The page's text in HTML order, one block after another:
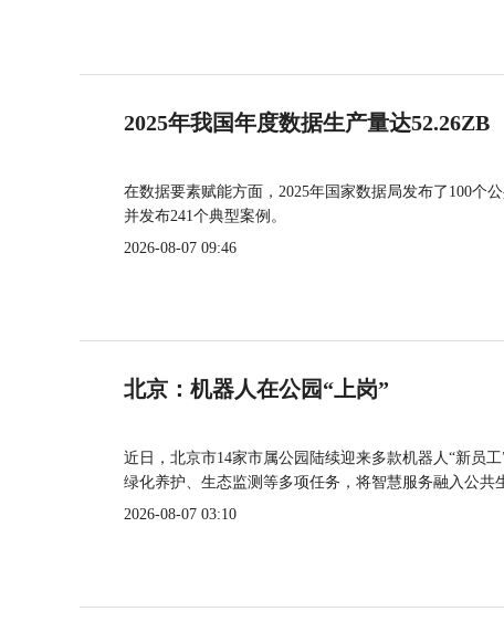
2025年我国年度数据生产量达52.26ZB
在数据要素赋能方面，2025年国家数据局发布了100个
并发布241个典型案例。
2026-08-07 09:46
北京：机器人在公园“上岗”
近日，北京市14家市属公园陆续迎来多款机器人“新员
绿化养护、生态监测等多项任务，将智慧服务融入公共
2026-08-07 03:10